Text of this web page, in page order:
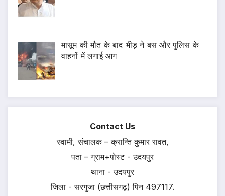
मासूम की मौत के बाद भीड़ ने बस और पुलिस के
वाहनों में लगाई आग
Contact Us
स्वामी, संचालक – क्रान्ति कुमार रावत,
पता – ग्राम+पोस्ट - उदयपुर
थाना - उदयपुर
जिला - सरगुजा (छत्तीसगढ़) पिन 497117.